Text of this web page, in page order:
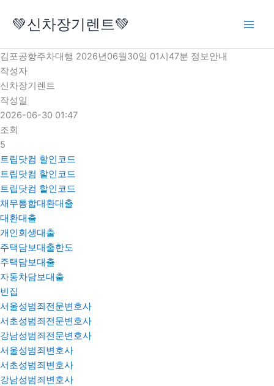
로
건
너
뛰
기
💚신차장기렌트💚
김포공항주차대행 2026년06월30일 01시47분 정보안내
작성자
신차장기렌트
작성일
2026-06-30 01:47
조회
5
트립닷컴 할인코드
트립닷컴 할인코드
트립닷컴 할인코드
채무통합대환대출
대환대출
개인회생대출
주택담보대출한도
주택담보대출
자동차담보대출
빈집
서울성범죄전문변호사
서초성범죄전문변호사
강남성범죄전문변호사
서울성범죄변호사
서초성범죄변호사
강남성범죄변호사